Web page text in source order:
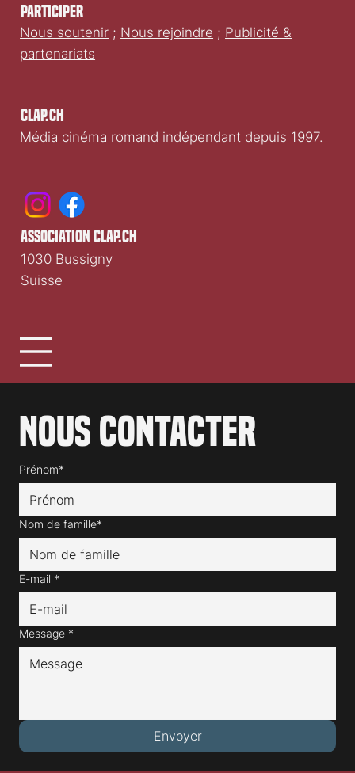
Clap.ch
Média cinéma romand indépendant depuis 1997.
Participer
Nous soutenir ; Nous rejoindre ; Publicité &
partenariats
Nous contacter
Prénom*
Nom de famille*
E-mail *
Message *
Envoyer
association clap.ch
1030 Bussigny
Suisse